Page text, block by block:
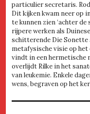
particulier secretaris.
Dit kijken kwam neer op
te kunnen zien ‘achter de
rijpere werken als
schitterende Die Sonette
metafysische visie op
vindt in een hermetische
overlijdt Rilke in het
van leukemie. Enkele
wens, begraven op het